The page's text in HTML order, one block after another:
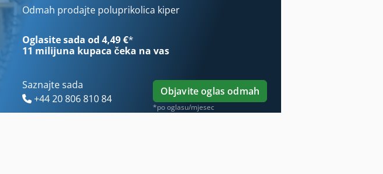
Pk 19000Odmah prodajte poluprikolica kiper
Oglasite sada od 4,49 €*
11 milijuna kupaca čeka na vas
Saznajte sada
+44 20 806 810 84
Objavite oglas odmah
*po oglasu/mjesec